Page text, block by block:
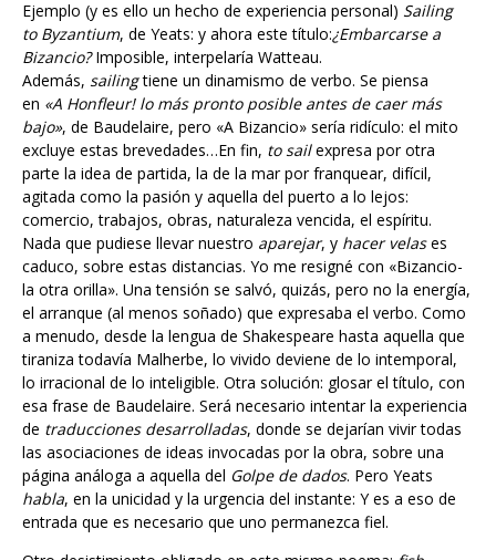
to Byzantium , de Yeats: y ahora este título:¿Embarcarse a
Bizancio?Imposible, interpelaría Watteau.
Además,sailingtiene un dinamismo de verbo. Se piensa
en«A Honfleur! lo más pronto posible antes de caer más
bajo» , de Baudelaire, pero «A Bizancio» sería ridículo: el mito
excluye estas brevedades…En fin,to sail expresa por otra
parte la idea de partida, la de la mar por franquear, difícil,
agitada como la pasión y aquella del puerto a lo lejos:
comercio, trabajos, obras, naturaleza vencida, el espíritu.
Nada que pudiese llevar nuestroaparejar, yhacer velases
caduco, sobre estas distancias. Yo me resigné con «Bizancio-
la otra orilla». Una tensión se salvó, quizás, pero no la energía,
el arranque (al menos soñado) que expresaba el verbo. Como
a menudo, desde la lengua de Shakespeare hasta aquella que
tiraniza todavía Malherbe, lo vivido deviene de lo intemporal,
lo irracional de lo inteligible. Otra solución: glosar el título, con
esa frase de Baudelaire. Será necesario intentar la experiencia
detraducciones desarrolladas, donde se dejarían vivir todas
las asociaciones de ideas invocadas por la obra, sobre una
página análoga a aquella delGolpe de dados. Pero Yeats
habla, en la unicidad y la urgencia del instante: Y es a eso de
entrada que es necesario que uno permanezca fiel.
Otro desistimiento obligado en este mismo poema: